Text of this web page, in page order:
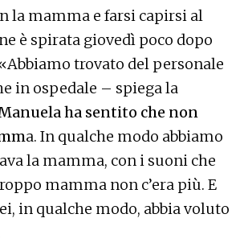
la mamma e farsi capirsi al
è spirata giovedì poco dopo
trovato del personale
in ospedale – spiega la
ha sentito che non
a. In qualche modo abbiamo
la mamma, con i suoni che
mamma non c’era più. E
in qualche modo, abbia voluto